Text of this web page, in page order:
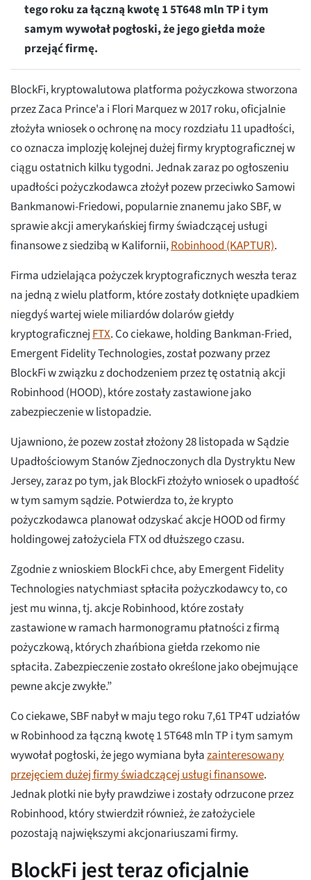
tego roku za łączną kwotę 1 5T648 mln TP i tym
samym wywołał pogłoski, że jego giełda może
przejąć firmę.
BlockFi, kryptowalutowa platforma pożyczkowa stworzona
przez Zaca Prince'a i Flori Marquez w 2017 roku, oficjalnie
złożyła wniosek o ochronę na mocy rozdziału 11 upadłości,
co oznacza implozję kolejnej dużej firmy kryptograficznej w
ciągu ostatnich kilku tygodni. Jednak zaraz po ogłoszeniu
upadłości pożyczkodawca złożył pozew przeciwko Samowi
Bankmanowi-Friedowi, popularnie znanemu jako SBF, w
sprawie akcji amerykańskiej firmy świadczącej usługi
finansowe z siedzibą w Kalifornii,Robinhood (KAPTUR).
Firma udzielająca pożyczek kryptograficznych weszła teraz
na jedną z wielu platform, które zostały dotknięte upadkiem
niegdyś wartej wiele miliardów dolarów giełdy
kryptograficznejFTX. Co ciekawe, holding Bankman-Fried,
Emergent Fidelity Technologies, został pozwany przez
BlockFi w związku z dochodzeniem przez tę ostatnią akcji
Robinhood (HOOD), które zostały zastawione jako
zabezpieczenie w listopadzie.
Ujawniono, że pozew został złożony 28 listopada w Sądzie
Upadłościowym Stanów Zjednoczonych dla Dystryktu New
Jersey, zaraz po tym, jak BlockFi złożyło wniosek o upadłość
w tym samym sądzie. Potwierdza to, że krypto
pożyczkodawca planował odzyskać akcje HOOD od firmy
holdingowej założyciela FTX od dłuższego czasu.
Zgodnie z wnioskiem BlockFi chce, aby Emergent Fidelity
Technologies natychmiast spłaciła pożyczkodawcy to, co
jest mu winna, tj. akcje Robinhood, które zostały
zastawione w ramach harmonogramu płatności z firmą
pożyczkową, których zhańbiona giełda rzekomo nie
spłaciła. Zabezpieczenie zostało określone jako obejmujące
pewne akcje zwykłe.”
Co ciekawe, SBF nabył w maju tego roku 7,61 TP4T udziałów
w Robinhood za łączną kwotę 1 5T648 mln TP i tym samym
wywołał pogłoski, że jego wymiana byłazainteresowany
przejęciem dużej firmy świadczącej usługi finansowe.
Jednak plotki nie były prawdziwe i zostały odrzucone przez
Robinhood, który stwierdził również, że założyciele
pozostają największymi akcjonariuszami firmy.
BlockFi jest teraz oficjalnie